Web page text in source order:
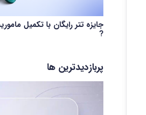
جایزه تتر رایگان با تکمیل
?
پربازدیدترین ها